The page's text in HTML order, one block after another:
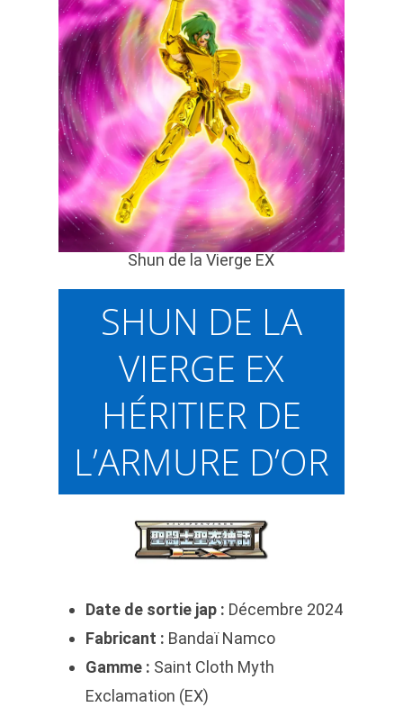
Shun de la Vierge EX
SHUN DE LA
VIERGE EX
HÉRITIER DE
L’ARMURE D’OR
Date de sortie jap : Décembre 2024
Fabricant : Bandaï Namco
Gamme : Saint Cloth Myth
Exclamation (EX)